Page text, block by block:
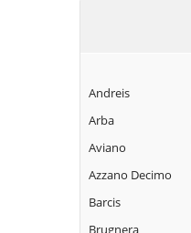
Andreis
Arba
Aviano
Azzano Decimo
Barcis
Brugnera